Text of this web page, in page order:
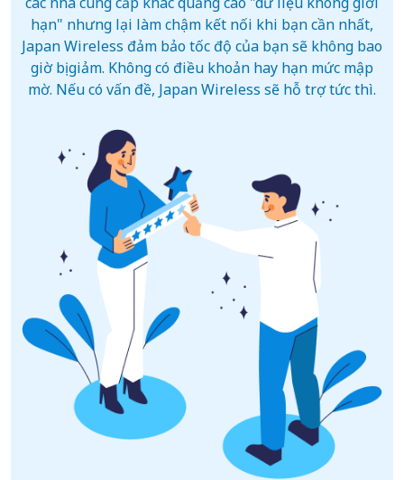
hạn" nhưng lại làm chậm kết nối khi bạn cần nhất,
Japan Wireless đảm bảo tốc độ của bạn sẽ không bao
giờ bị giảm. Không có điều khoản hay hạn mức mập
mờ. Nếu có vấn đề, Japan Wireless sẽ hỗ trợ tức thì.